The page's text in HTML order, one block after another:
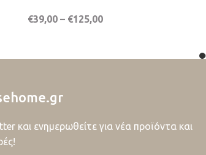
€39,00 – €125,00
και ενημερωθείτε για νέα προϊόντα και